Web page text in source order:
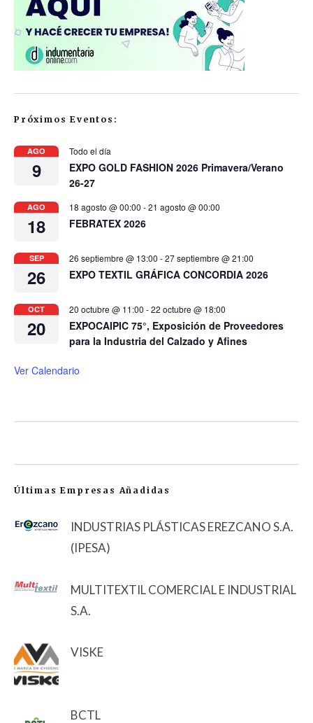
Próximos Eventos:
AGO
9
Todo el día
EXPO GOLD FASHION 2026 Primavera/Verano
26-27
AGO
18
18 agosto @ 00:00 -21 agosto @ 00:00
FEBRATEX 2026
SEP
26
26 septiembre @ 13:00 -27 septiembre @ 21:00
EXPO TEXTIL GRÁFICA CONCORDIA 2026
OCT
20
20 octubre @ 11:00 -22 octubre @ 18:00
EXPOCAIPIC 75°, Exposición de Proveedores
para la Industria del Calzado y Afines
Ver Calendario
Últimas Empresas Añadidas
INDUSTRIAS PLÁSTICAS EREZCANO S.A.
(IPESA)
MULTITEXTIL COMERCIAL E INDUSTRIAL
S.A.
VISKE
BCTL